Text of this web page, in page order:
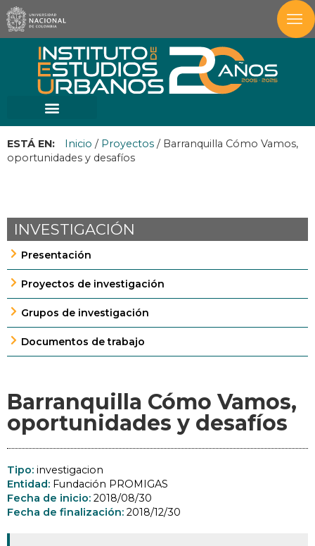
ESTÁ EN: Inicio / Proyectos / Barranquilla Cómo Vamos,
oportunidades y desafíos
INVESTIGACIÓN
Presentación
Proyectos de investigación
Grupos de investigación
Documentos de trabajo
Barranquilla Cómo Vamos,
oportunidades y desafíos
Tipo: investigacion
Entidad: Fundación PROMIGAS
Fecha de inicio: 2018/08/30
Fecha de finalización: 2018/12/30